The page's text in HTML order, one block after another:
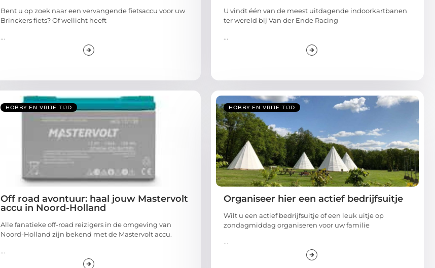
Bent u op zoek naar een vervangende fietsaccu voor uw
Brinckers fiets? Of wellicht heeft
...
U vindt één van de meest uitdagende indoorkartbanen
ter wereld bij Van der Ende Racing
...
HOBBY EN VRIJE TIJD
Off road avontuur: haal jouw Mastervolt
accu in Noord-Holland
Alle fanatieke off-road reizigers in de omgeving van
Noord-Holland zijn bekend met de Mastervolt accu.
...
HOBBY EN VRIJE TIJD
Organiseer hier een actief bedrijfsuitje
Wilt u een actief bedrijfsuitje of een leuk uitje op
zondagmiddag organiseren voor uw familie
...